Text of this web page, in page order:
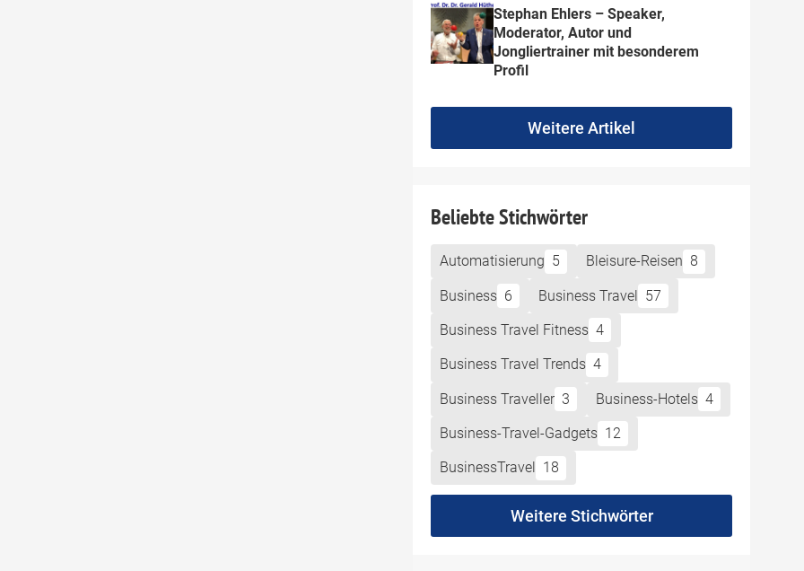
Stephan Ehlers – Speaker,
Moderator, Autor und
Jongliertrainer mit besonderem
Profil
Weitere Artikel
Beliebte Stichwörter
Automatisierung 5 Bleisure-Reisen 8
Business 6 Business Travel 57
Business Travel Fitness 4
Business Travel Trends 4
Business Traveller 3 Business-Hotels 4
Business-Travel-Gadgets 12
BusinessTravel 18
Weitere Stichwörter